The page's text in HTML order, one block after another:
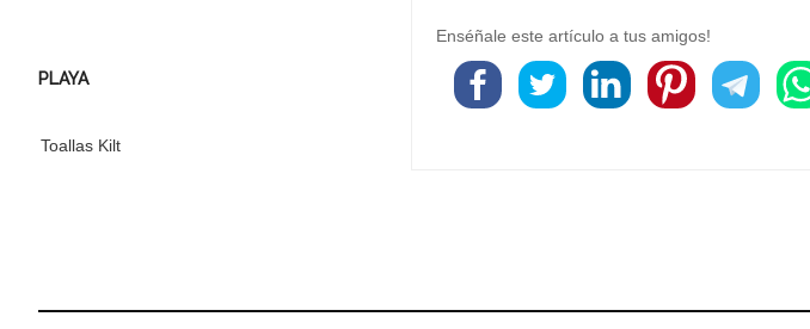
Enséñale este artículo a tus amigos!
PLAYA
Toallas Kilt